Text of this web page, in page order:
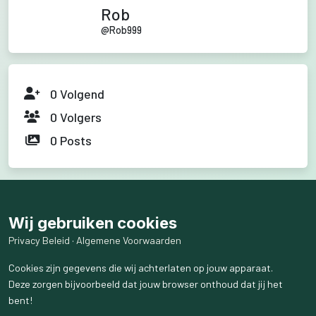
Rob
@Rob999
0 Volgend
0 Volgers
0 Posts
Wij gebruiken cookies
Privacy Beleid · Algemene Voorwaarden
Cookies zijn gegevens die wij achterlaten op jouw apparaat.
Deze zorgen bijvoorbeeld dat jouw browser onthoud dat jij het
bent!